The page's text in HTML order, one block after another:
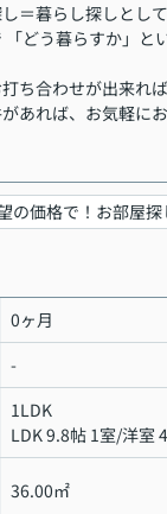
＝暮らし探しとして
どう暮らすか」と
ち合わせが出来れば
あれば、お気軽に
の価格で！お部屋
0ヶ月
-
1LDK
LDK 9.8帖 1室/洋室
36.00㎡